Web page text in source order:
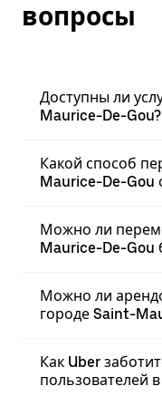
вопросы
Доступны ли
Maurice-De-Gou?
Какой способ
Maurice-De-
Можно ли
Maurice-De-Gou
Можно ли
городе Saint-
Как Uber
пользователей